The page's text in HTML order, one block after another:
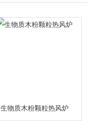
生物质木粉颗粒热风炉